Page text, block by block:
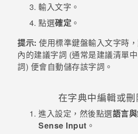
輸入文字。
點選確定 。
提示: 使用標準鍵盤輸入文字時
內的建議字詞 (通常是建議清單
詞) 便會自動儲存該字詞。
在字典中編輯或
進入設定 ，然後點選語言
Sense Input 。